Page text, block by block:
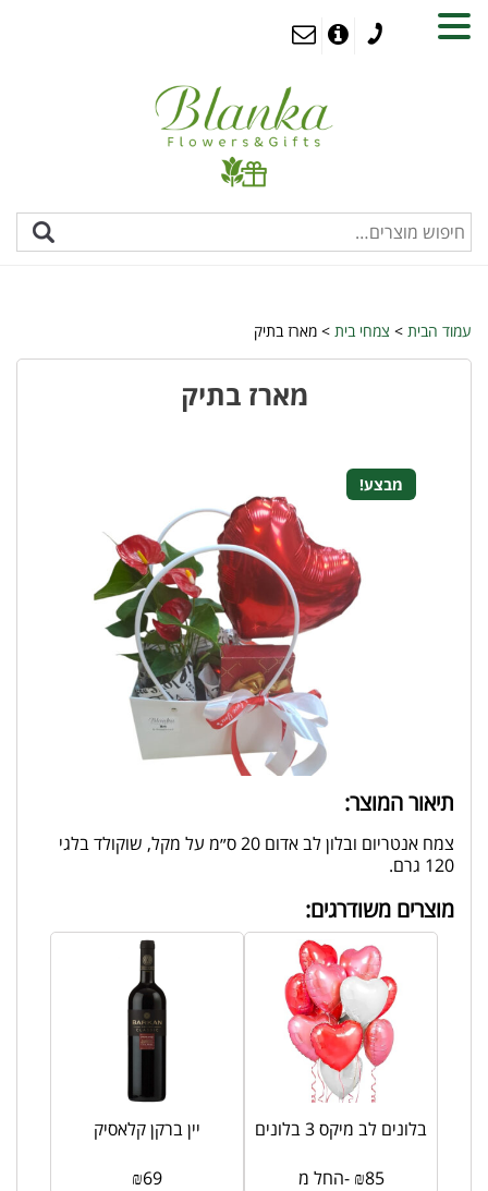
עמוד הבית > צמחי בית > מארז בתיק
מארז בתיק
מבצע!
תיאור המוצר:
צמח אנטריום ובלון לב אדום 20 ס״מ על מקל, שוקולד בלגי
120 גרם.
מוצרים משודרגים:
יין ברקן קלאסיק
₪69
בלונים לב מיקס 3 בלונים
החל מ- ₪85